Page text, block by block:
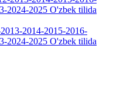
2014-2015-2016-
2024-2025 O'zbek tilida